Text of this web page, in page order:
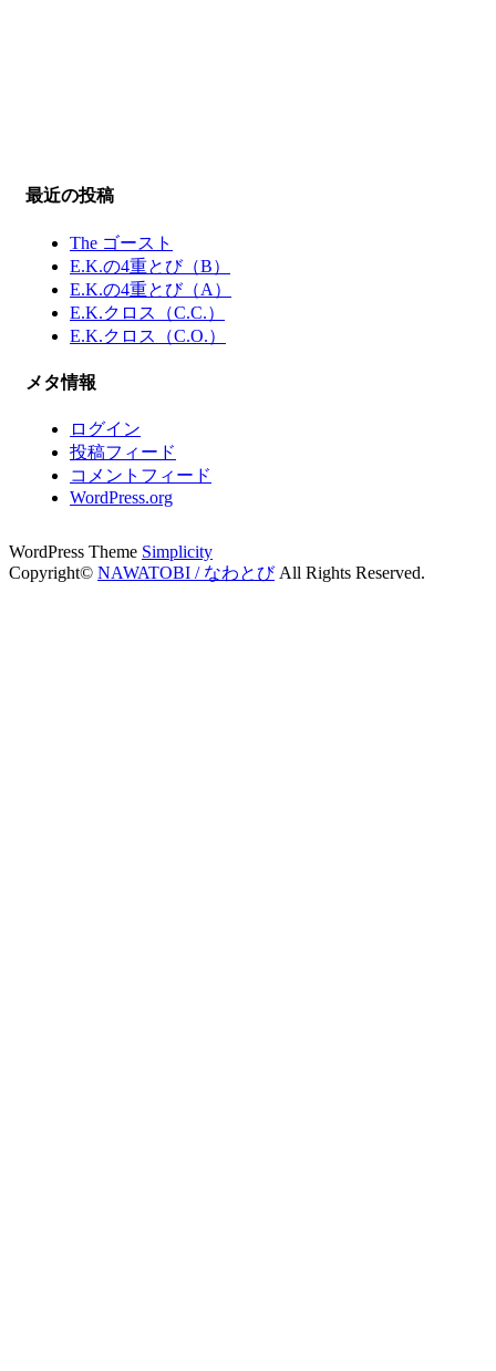
最近の投稿
The ゴースト
E.K.の4重とび（B）
E.K.の4重とび（A）
E.K.クロス（C.C.）
E.K.クロス（C.O.）
メタ情報
ログイン
投稿フィード
コメントフィード
WordPress.org
WordPress Theme Simplicity
Copyright© NAWATOBI / なわとびAll Rights Reserved.